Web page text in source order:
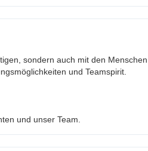
sondern auch mit den
und Teamspirit.
und unser Team.